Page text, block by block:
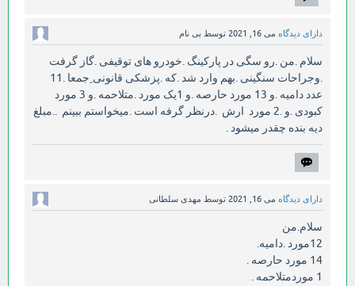
دارای دیدگاه می 16, 2021 توسط بی نام
سلام .من .رو سگی در پارکینگ .خودرو های توقیفی .گاز گرفت
.وجراحات سنگینی .بهم وارد شد .که .پزشکی قانونی ِجمعا .11
عدد دامیه .و 13 مورد حارصه .و 1یک مورد .متلاحمه .و 3 مورد
کبودی .و .2 مورد ارش .درنظر گرفه است .میخواستم ببینم ..مبلغ
دیه بنده چقدر میشود .
دارای دیدگاه می 16, 2021 توسط مهدی سلطانی
سلام.من
12مورد .دامیه.
14 مورد حارصه .
1 موردمتلاحمه .